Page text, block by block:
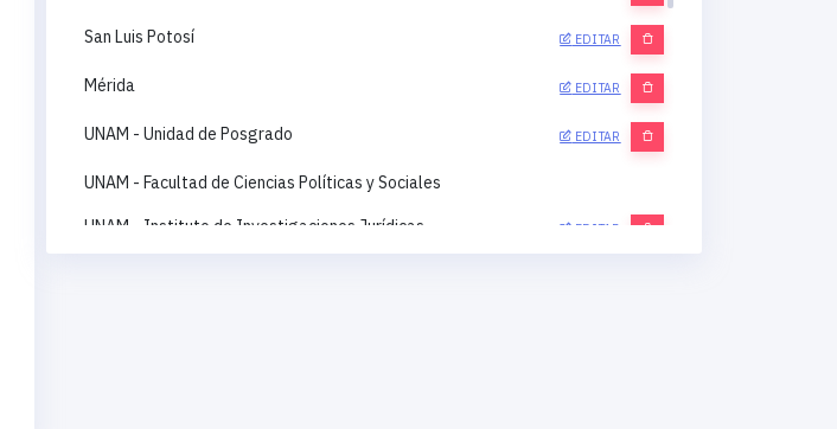
San Luis Potosí EDITAR
Mérida EDITAR
UNAM - Unidad de Posgrado EDITAR
UNAM - Facultad de Ciencias Políticas y Sociales
UNAM - Instituto de Investigaciones Jurídicas EDITAR